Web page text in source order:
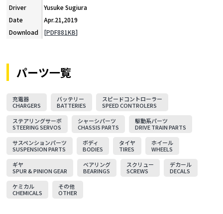
Yusuke Sugiura
Apr.21,2019
[PDF881KB]
パーツ一覧
充電器
CHARGERS
バッテリー
BATTERIES
スピードコントローラー
SPEED CONTROLERS
ステアリングサーボ
STEERING SERVOS
シャーシパーツ
CHASSIS PARTS
駆動系パーツ
DRIVE TRAIN PARTS
サスペンションパーツ
SUSPENSION PARTS
ボディ
BODIES
タイヤ
TIRES
ホイール
WHEELS
ギヤ
SPUR & PINION GEAR
ベアリング
BEARINGS
スクリュー
SCREWS
デカール
DECALS
ケミカル
CHEMICALS
その他
OTHER